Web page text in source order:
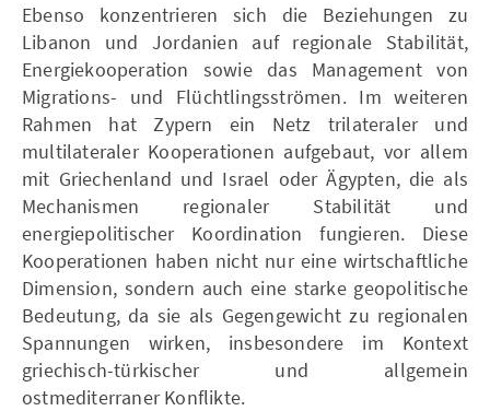
Ebenso konzentrieren sich die Beziehungen zu
Libanon und Jordanien auf regionale Stabilität,
Energiekooperation sowie das Management von
Migrations- und Flüchtlingsströmen. Im weiteren
Rahmen hat Zypern ein Netz trilateraler und
multilateraler Kooperationen aufgebaut, vor allem
mit Griechenland und Israel oder Ägypten, die als
Mechanismen regionaler Stabilität und
energiepolitischer Koordination fungieren. Diese
Kooperationen haben nicht nur eine wirtschaftliche
Dimension, sondern auch eine starke geopolitische
Bedeutung, da sie als Gegengewicht zu regionalen
Spannungen wirken, insbesondere im Kontext
griechisch-türkischer und allgemein
ostmediterraner Konflikte.